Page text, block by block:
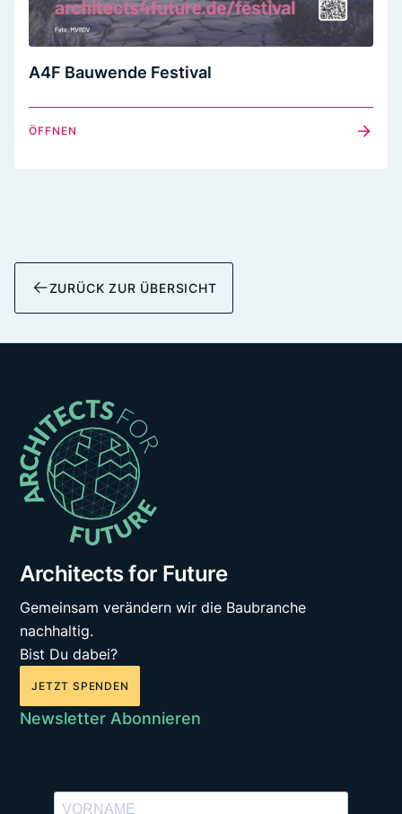
A4F Bauwende Festival
ÖFFNEN
ZURÜCK ZUR ÜBERSICHT
Architects for Future
Gemeinsam verändern wir die Baubranche
nachhaltig.
Bist Du dabei?
JETZT SPENDEN
Newsletter Abonnieren